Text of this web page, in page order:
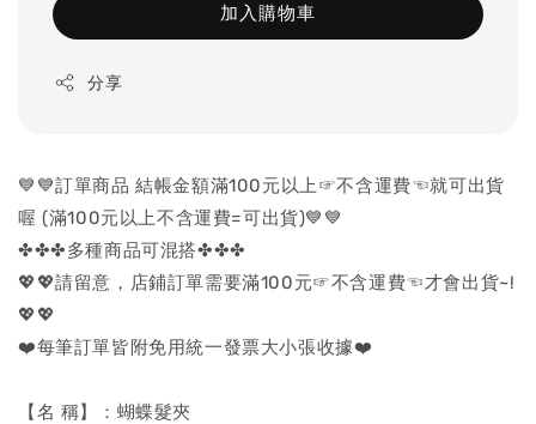
加入購物車
分享
💙💙訂單商品 結帳金額滿100元以上☞不含運費☜就可出貨
喔 (滿100元以上不含運費=可出貨)💙💙
✤✤✤多種商品可混搭✤✤✤
💖💖請留意，店鋪訂單需要滿100元☞不含運費☜才會出貨~!
💖💖
❤️每筆訂單皆附免用統一發票大小張收據❤️
【名 稱】：蝴蝶髮夾